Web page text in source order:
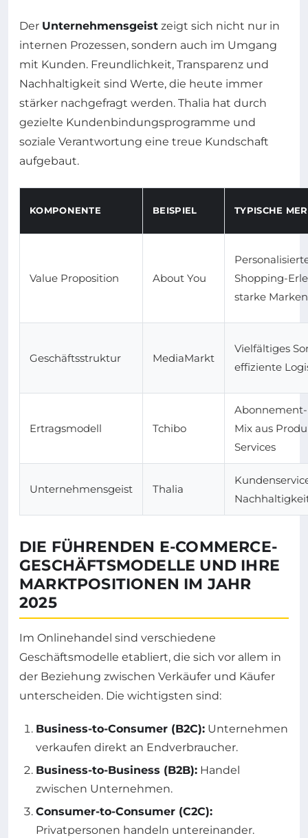
Der Unternehmensgeist zeigt sich nicht nur in
internen Prozessen, sondern auch im Umgang
mit Kunden. Freundlichkeit, Transparenz und
Nachhaltigkeit sind Werte, die heute immer
stärker nachgefragt werden. Thalia hat durch
gezielte Kundenbindungsprogramme und
soziale Verantwortung eine treue Kundschaft
aufgebaut.
KOMPONENTE BEISPIEL TYPISCHE
Value Proposition About You
Shopping-
starke
Geschäftsstruktur MediaMarkt
Vielfältiges
effiziente
Ertragsmodell Tchibo
Mix aus
Services
Unternehmensgeist Thalia
DIE FÜHRENDEN E-COMMERCE-
GESCHÄFTSMODELLE UND IHRE
MARKTPOSITIONEN IM JAHR
2025
Im Onlinehandel sind verschiedene
Geschäftsmodelle etabliert, die sich vor allem in
der Beziehung zwischen Verkäufer und Käufer
unterscheiden. Die wichtigsten sind:
Business-to-Consumer (B2C): Unternehmen
verkaufen direkt an Endverbraucher.
Business-to-Business (B2B): Handel
zwischen Unternehmen.
Consumer-to-Consumer (C2C):
Privatpersonen handeln untereinander.